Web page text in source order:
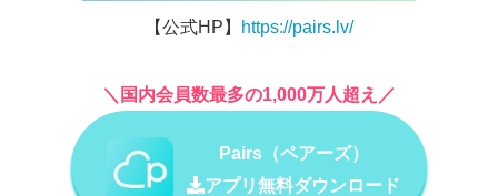
【公式HP】 https://pairs.lv/
＼国内会員数最多の1,000万人超え／
Pairs（ペアーズ）
アプリ無料ダウンロード